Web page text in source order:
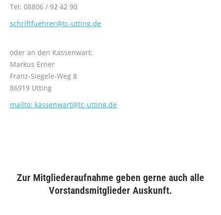
Tel: 08806 / 92 42 90
schriftfuehrer@tc-utting.de
oder an den Kassenwart:
Markus Erner
Franz-Siegele-Weg 8
86919 Utting
mailto: kassenwart@tc-utting.de
Zur Mitgliederaufnahme geben gerne auch alle
Vorstandsmitglieder Auskunft.